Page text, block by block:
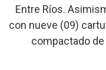
Entre Ríos.
con nueve (09)
compactado